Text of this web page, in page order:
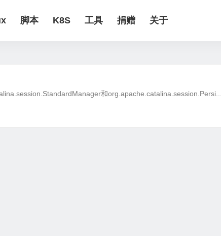
脚本 K8S 工具 捐赠 关于
和org.apache.catalina.session.Persi...